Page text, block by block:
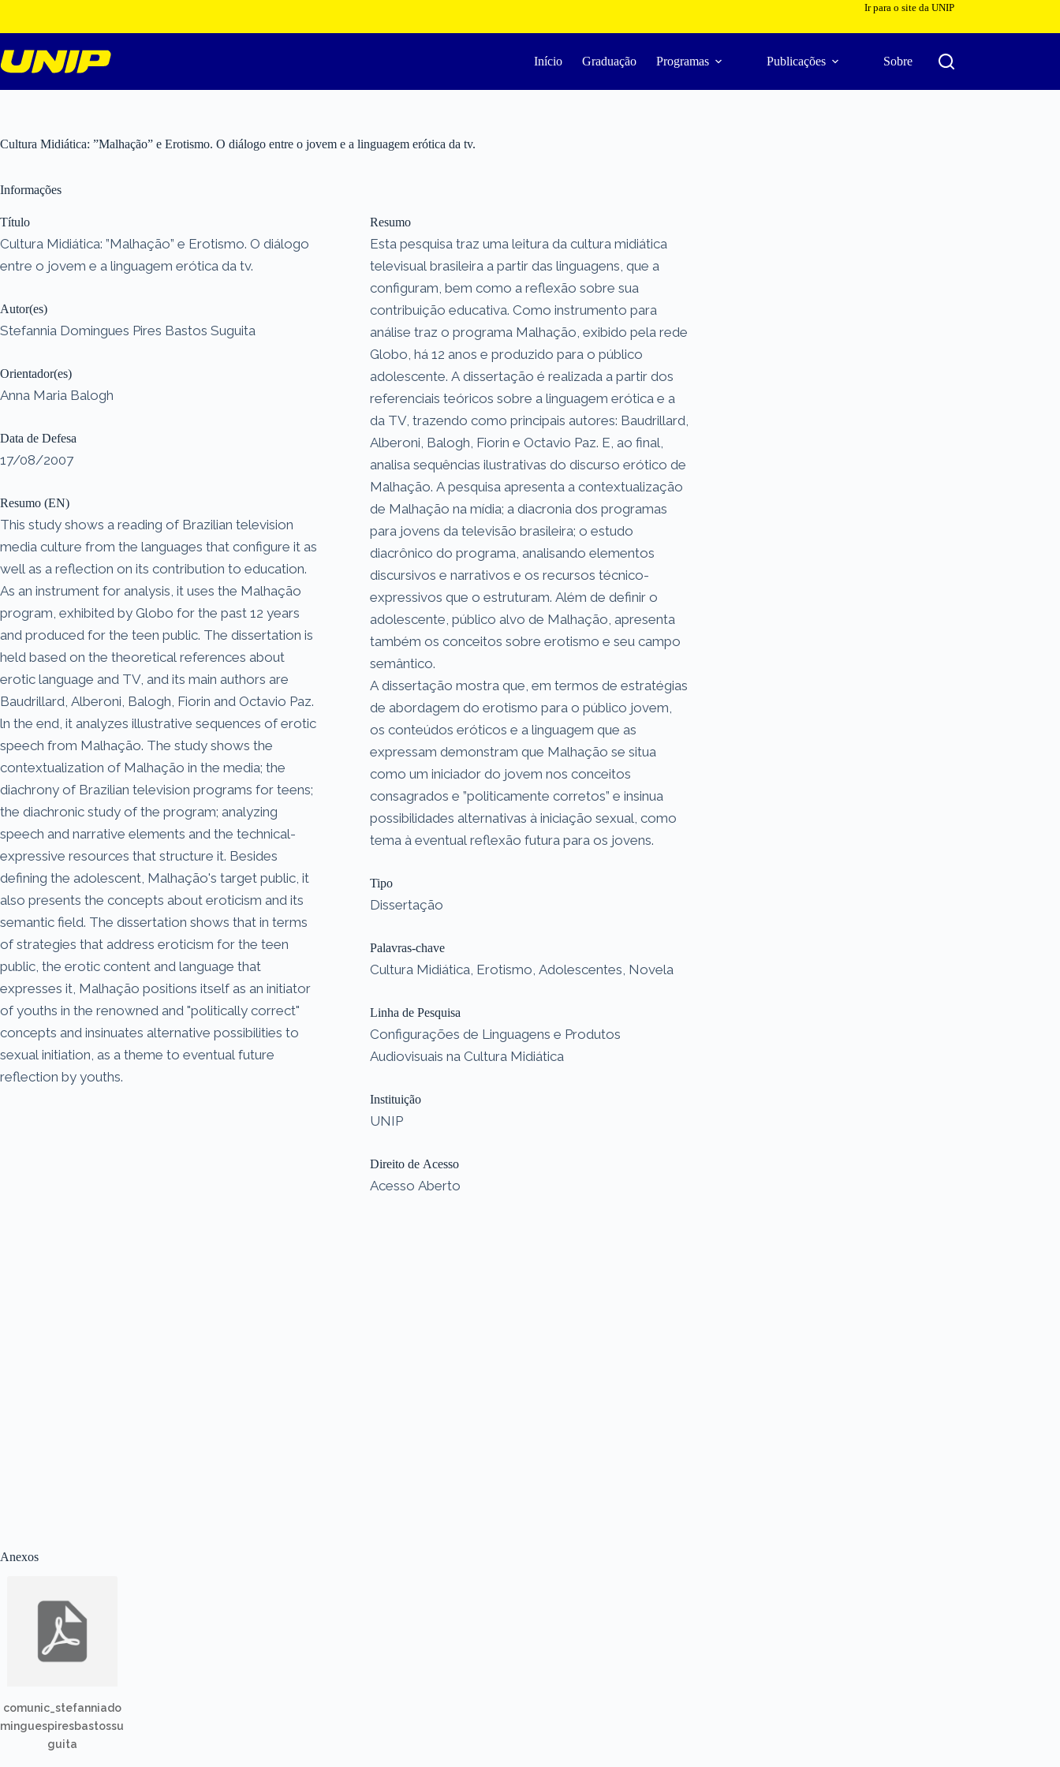
o
conteúdo
Ir para o site da UNIP
Início Graduação Programas Publicações Sobre
Cultura Midiática: ”Malhação” e Erotismo. O diálogo entre o jovem e a linguagem erótica da tv.
Anexos
comunic_stefanniado
minguespiresbastossu
guita
Informações
Título
Cultura Midiática: ”Malhação” e Erotismo. O diálogo
entre o jovem e a linguagem erótica da tv.
Autor(es)
Stefannia Domingues Pires Bastos Suguita
Orientador(es)
Anna Maria Balogh
Data de Defesa
17/08/2007
Resumo (EN)
This study shows a reading of Brazilian television
media culture from the languages that configure it as
well as a reflection on its contribution to education.
As an instrument for analysis, it uses the Malhação
program, exhibited by Globo for the past 12 years
and produced for the teen public. The dissertation is
held based on the theoretical references about
erotic language and TV, and its main authors are
Baudrillard, Alberoni, Balogh, Fiorin and Octavio Paz.
ln the end, it analyzes illustrative sequences of erotic
speech from Malhação. The study shows the
contextualization of Malhação in the media; the
diachrony of Brazilian television programs for teens;
the diachronic study of the program; analyzing
speech and narrative elements and the technical-
expressive resources that structure it. Besides
defining the adolescent, Malhação's target public, it
also presents the concepts about eroticism and its
semantic field. The dissertation shows that in terms
of strategies that address eroticism for the teen
public, the erotic content and language that
expresses it, Malhação positions itself as an initiator
of youths in the renowned and "politically correct"
concepts and insinuates alternative possibilities to
sexual initiation, as a theme to eventual future
reflection by youths.
Resumo
Esta pesquisa traz uma leitura da cultura midiática
televisual brasileira a partir das linguagens, que a
configuram, bem como a reflexão sobre sua
contribuição educativa. Como instrumento para
análise traz o programa Malhação, exibido pela rede
Globo, há 12 anos e produzido para o público
adolescente. A dissertação é realizada a partir dos
referenciais teóricos sobre a linguagem erótica e a
da TV, trazendo como principais autores: Baudrillard,
Alberoni, Balogh, Fiorin e Octavio Paz. E, ao final,
analisa sequências ilustrativas do discurso erótico de
Malhação. A pesquisa apresenta a contextualização
de Malhação na mídia; a diacronia dos programas
para jovens da televisão brasileira; o estudo
diacrônico do programa, analisando elementos
discursivos e narrativos e os recursos técnico-
expressivos que o estruturam. Além de definir o
adolescente, público alvo de Malhação, apresenta
também os conceitos sobre erotismo e seu campo
semântico.
A dissertação mostra que, em termos de estratégias
de abordagem do erotismo para o público jovem,
os conteúdos eróticos e a linguagem que as
expressam demonstram que Malhação se situa
como um iniciador do jovem nos conceitos
consagrados e ”politicamente corretos” e insinua
possibilidades alternativas à iniciação sexual, como
tema à eventual reflexão futura para os jovens.
Tipo
Dissertação
Palavras-chave
Cultura Midiática, Erotismo, Adolescentes, Novela
Linha de Pesquisa
Configurações de Linguagens e Produtos
Audiovisuais na Cultura Midiática
Instituição
UNIP
Direito de Acesso
Acesso Aberto